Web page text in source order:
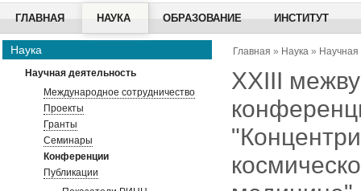
ГЛАВНАЯ НАУКА ОБРАЗОВАНИЕ ИНСТИТУТ
Наука
Научная деятельность
Международное сотрудничество
Проекты
Гранты
Семинары
Конференции
Публикации
Главная » Наука » Научная
XXIII